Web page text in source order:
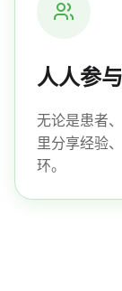
人人参
无论是患者
里分享经验
环。